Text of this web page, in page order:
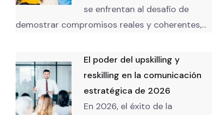
se enfrentan al desafío de
demostrar compromisos reales y coherentes,…
El poder del upskilling y
reskilling en la comunicación
estratégica de 2026
En 2026, el éxito de la